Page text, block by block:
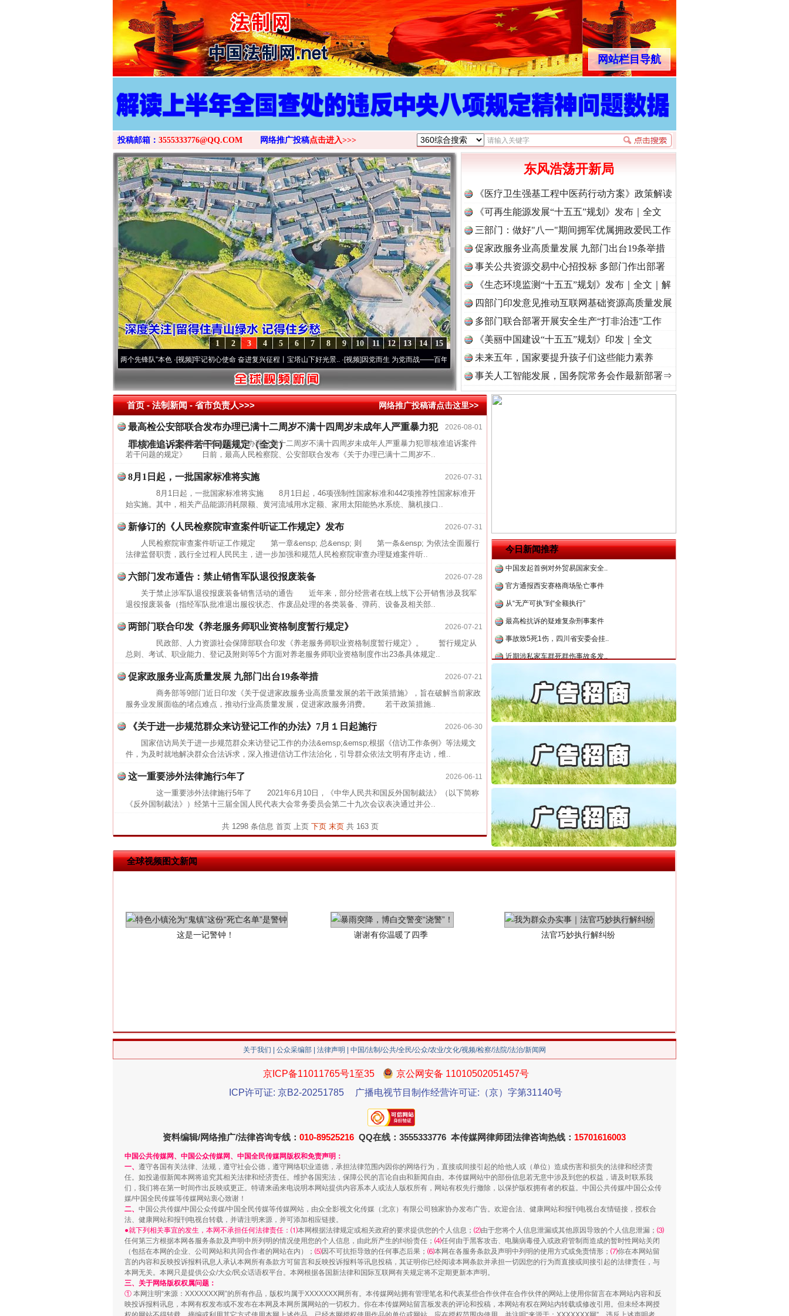
>
网站栏目导航
投稿邮箱： 3555333776@QQ.COM 网络推广投稿点击进入>>>
15
14
13
12
11
10
9
8
7
6
5
4
3
2
1
永葆“两个先锋队”本色·[视频]牢记初心使命 奋进复兴征程丨宝塔山下好光景..·[视频]因党而生 为党而战——百年“纪”事⑧加强纪律..·[视频]牢记初心使命 奋进复兴征程丨“转折之城”激荡..·[视频]
东风浩荡开新局
《医疗卫生强基工程中医药行动方案》政策解读
《可再生能源发展“十五五”规划》发布｜全文
三部门：做好"八一"期间拥军优属拥政爱民工作
促家政服务业高质量发展 九部门出台19条举措
事关公共资源交易中心招投标 多部门作出部署
《生态环境监测“十五五”规划》发布｜全文｜解
读
四部门印发意见推动互联网基础资源高质量发展
多部门联合部署开展安全生产“打非治违”工作
《美丽中国建设“十五五”规划》印发｜全文
未来五年，国家要提升孩子们这些能力素养
事关人工智能发展，国务院常务会作最新部署⇒
首页- 法制新闻 -省市负责人>>> 网络推广投稿请点击这里>>
2026-08-01
最高检公安部联合发布办理已满十二周岁不满十四周岁未成年人严重暴力犯
罪核准追诉案件若干问题规定（全文）
最高检、公安部联合发布《关于办理已满十二周岁不满十四周岁未成年人严重暴力犯罪核准追诉案件
若干问题的规定》 日前，最高人民检察院、公安部联合发布《关于办理已满十二周岁不..
2026-07-31
8月1日起，一批国家标准将实施
8月1日起，一批国家标准将实施 8月1日起，46项强制性国家标准和442项推荐性国家标准开
始实施。其中，相关产品能源消耗限额、黄河流域用水定额、家用太阳能热水系统、脑机接口..
2026-07-31
新修订的《人民检察院审查案件听证工作规定》发布
人民检察院审查案件听证工作规定 第一章&ensp; 总&ensp; 则 第一条&ensp; 为依法全面履行
法律监督职责，践行全过程人民民主，进一步加强和规范人民检察院审查办理疑难案件听..
2026-07-28
六部门发布通告：禁止销售军队退役报废装备
关于禁止涉军队退役报废装备销售活动的通告 近年来，部分经营者在线上线下公开销售涉及我军
退役报废装备（指经军队批准退出服役状态、作废品处理的各类装备、弹药、设备及相关部..
2026-07-21
两部门联合印发《养老服务师职业资格制度暂行规定》
民政部、人力资源社会保障部联合印发《养老服务师职业资格制度暂行规定》。 暂行规定从
总则、考试、职业能力、登记及附则等5个方面对养老服务师职业资格制度作出23条具体规定..
2026-07-21
促家政服务业高质量发展 九部门出台19条举措
商务部等9部门近日印发《关于促进家政服务业高质量发展的若干政策措施》，旨在破解当前家政
服务业发展面临的堵点难点，推动行业高质量发展，促进家政服务消费。 若干政策措施..
2026-06-30
《关于进一步规范群众来访登记工作的办法》7月１日起施行
国家信访局关于进一步规范群众来访登记工作的办法&emsp;&emsp;根据《信访工作条例》等法规文
件，为及时就地解决群众合法诉求，深入推进信访工作法治化，引导群众依法文明有序走访，维..
2026-06-11
这一重要涉外法律施行5年了
这一重要涉外法律施行5年了 2021年6月10日，《中华人民共和国反外国制裁法》（以下简称
《反外国制裁法》）经第十三届全国人民代表大会常务委员会第二十九次会议表决通过并公..
共 1298 条信息 首页 上页 下页 末页共 163 页
今日新闻推荐
中方对6家美国实体采取反制措..
中国发起首例对外贸易国家安全..
官方通报西安赛格商场坠亡事件
从“无产可执”到“全额执行”
最高检抗诉的疑难复杂刑事案件
事故致5死1伤，四川省安委会挂..
近期涉私家车群死群伤事故多发..
半生相守，一别两宽：这场老年..
26万保费，离婚时为何要分走一..
杨天誉，不得录用为公务员
四川省公安厅征集新型黑恶违法..
中方对6家美国实体采取反制措..
中国发起首例对外贸易国家安全..
从“无产可执”到“全额执行”
最高检抗诉的疑难复杂刑事案件
事故致5死1伤，四川省安委会挂..
全球视频图文新闻
茶叶“炒上天”
今年投资意愿榜揭晓 新中国诞生的见证
习近平的博鳌关键词
魏明亮严重违纪违法案透视
千亩耕地变“别墅”
关于我们 公众采编部 法律声明 | 中国/法制/公共/全民/公众/农业/文化/视频/检察/法院/法治/新闻网
京ICP备11011765号1至35
京公网安备 11010502051457号
ICP许可证: 京B2-20251785
广播电视节目制作经营许可证:（京）字第31140号
资料编辑/网络推广/法律咨询专线： 010-89525216 QQ在线：3555333776 本传媒网律师团法律咨询热线： 15701616003
中国公共传媒网、中国公众传媒网、中国全民传媒网版权和免责声明：
一、 遵守各国有关法律、法规，遵守社会公德，遵守网络职业道德，承担法律范围内因你的网络行为，直接或间接引起的给他人或（单位）造成伤害和损失的法律和经济责
任。如投递假新闻本网将追究其相关法律和经济责任。维护各国宪法，保障公民的言论自由和新闻自由。本传媒网站中的部份信息若无意中涉及到您的权益，请及时联系我
们，我们将在第一时间作出反映或更正。特请来函来电说明本网站提供内容系本人或法人版权所有，网站有权先行撤除，以保护版权拥有者的权益。中国公共传媒/中国公众传
媒/中国全民传媒等传媒网站衷心致谢！
二、 中国公共传媒/中国公众传媒/中国全民传媒等传媒网站，由众全影视文化传媒（北京）有限公司独家协办发布广告。欢迎合法、健康网站和报刊电视台友情链接，授权合
法、健康网站和报刊电视台转载，并请注明来源，并可添加相应链接。
●就下列相关事宜的发生，本网不承担任何法律责任：⑴本网根据法律规定或相关政府的要求提供您的个人信息； ⑵由于您将个人信息泄漏或其他原因导致的个人信息泄漏； ⑶
任何第三方根据本网各服务条款及声明中所列明的情况使用您的个人信息，由此所产生的纠纷责任； ⑷任何由于黑客攻击、电脑病毒侵入或政府管制而造成的暂时性网站关闭
（包括在本网的企业、公司网站和共同合作者的网站在内）； ⑸因不可抗拒导致的任何事态后果； ⑹本网在各服务条款及声明中列明的使用方式或免责情形； ⑺你在本网站留
言的内容和反映投诉报料讯息人承认本网所有条款方可留言和反映投诉报料等讯息投稿，其证明你已经阅读本网条款并承担一切因您的行为而直接或间接引起的法律责任，与
本网无关。本网只是提供公众/大众/民众话语权平台。本网根据各国新法律和国际互联网有关规定将不定期更新本声明。
三、关于网络版权权属问题：
① 本网注明“来源：XXXXXXX网”的所有作品，版权均属于XXXXXXX网所有。本传媒网站拥有管理笔名和代表某些合作伙伴在合作伙伴的网站上使用你留言在本网站内容和反
映投诉报料讯息，本网有权发布或不发布在本网及本网所属网站的一切权力。你在本传媒网站留言板发表的评论和投稿，本网站有权在网站内转载或修改引用。但未经本网授